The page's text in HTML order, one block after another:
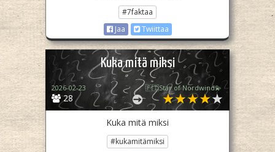
#7faktaa
Jaa
Twiittaa
Kuka mitä miksi
28
2026-02-23 🇫🇮Star of Nordwind💫
Kuka mitä miksi
#kukamitämiksi